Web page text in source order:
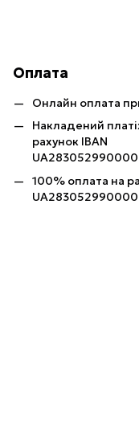
Оплата
Онлайн оплата
Накладений
рахунок IBAN
100% оплата на